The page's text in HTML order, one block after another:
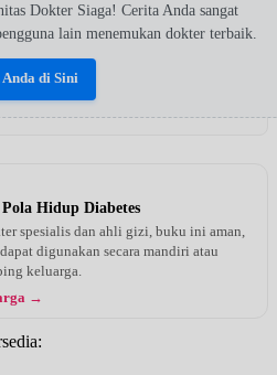
Dokter Siaga! Cerita Anda sangat
lain menemukan dokter terbaik.
di Sini
Hidup Diabetes
spesialis dan ahli gizi, buku ini aman,
digunakan secara mandiri atau
keluarga.
→